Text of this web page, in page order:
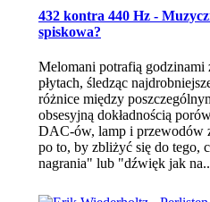
432 kontra 440 Hz -
spiskowa?
Melomani potrafią godzinami
płytach, śledząc
różnice między
obsesyjną dokładnością
DAC-ów, lamp i przewodów
po to, by zbliżyć się do tego,
nagrania" lub "dźwięk jak